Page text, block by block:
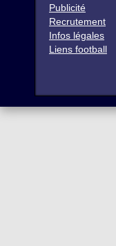
Publicité
Recrutement
Infos légales
Liens football